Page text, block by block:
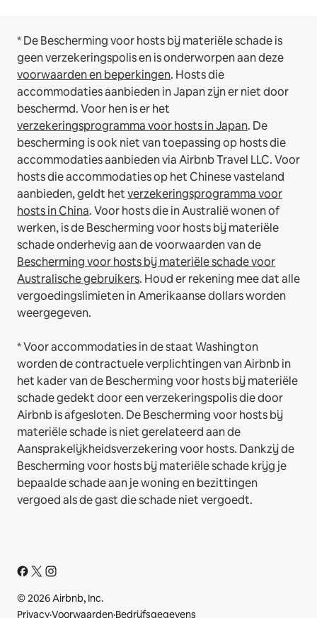
* De Bescherming voor hosts bij materiële schade is
geen verzekeringspolis en is onderworpen aan deze
voorwaarden en beperkingen. Hosts die
accommodaties aanbieden in Japan zijn er niet door
beschermd. Voor hen is er het
verzekeringsprogramma voor hosts in Japan. De
bescherming is ook niet van toepassing op hosts die
accommodaties aanbieden via Airbnb Travel LLC.Voor
hosts die accommodaties op het Chinese vasteland
aanbieden, geldt hetverzekeringsprogramma voor
hosts in China.Voor hosts die in Australië wonen of
werken, is de Bescherming voor hosts bij materiële
schade onderhevig aan de voorwaarden van de
Bescherming voor hosts bij materiële schade voor
Australische gebruikers. Houd er rekening mee dat alle
vergoedingslimieten in Amerikaanse dollars worden
weergegeven.
* Voor accommodaties in de staat Washington
worden de contractuele verplichtingen van Airbnb in
het kader van de Bescherming voor hosts bij materiële
schade gedekt door een verzekeringspolis die door
Airbnb is afgesloten. De Bescherming voor hosts bij
materiële schade is niet gerelateerd aan de
Aansprakelijkheidsverzekering voor hosts. Dankzij de
Bescherming voor hosts bij materiële schade krijg je
bepaalde schade aan je woning en bezittingen
vergoed als de gast die schade niet vergoedt.
© 2026 Airbnb, Inc.
Privacy·Voorwaarden·Bedrijfsgegevens